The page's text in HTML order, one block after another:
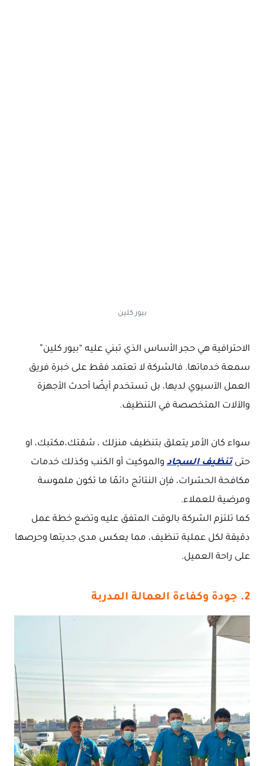
بيور كلين
الاحترافية هي حجر الأساس الذي تبني عليه “بيور كلين”
سمعة خدماتها. فالشركة لا تعتمد فقط على خبرة فريق
العمل الآسيوي لديها، بل تستخدم أيضًا أحدث الأجهزة
والآلات المتخصصة في التنظيف.
سواء كان الأمر يتعلق بتنظيف منزلك ، شقتك،مكتبك، او
حتى تنظيف السجاد والموكيت أو الكنب وكذلك خدمات
مكافحة الحشرات، فإن النتائج دائمًا ما تكون ملموسة
ومرضية للعملاء.
كما تلتزم الشركة بالوقت المتفق عليه وتضع خطة عمل
دقيقة لكل عملية تنظيف، مما يعكس مدى جديتها وحرصها
على راحة العميل.
2. جودة وكفاءة العمالة المدربة